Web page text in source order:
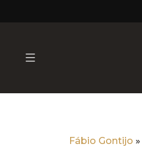
Fábio Gontijo »